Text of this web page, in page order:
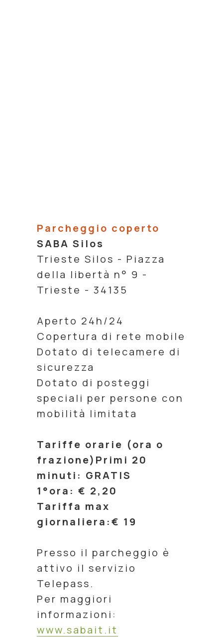
Parcheggio coperto
SABA Silos
Trieste Silos - Piazza
della libertà n° 9 -
Trieste - 34135
Aperto 24h/24
Copertura di rete mobile
Dotato di telecamere di
sicurezza
Dotato di posteggi
speciali per persone con
mobilità limitata
Tariffe orarie (ora o
frazione)Primi 20
minuti: GRATIS
1°ora: € 2,20
Tariffa max
giornaliera:€ 19
Presso il parcheggio è
attivo il servizio
Telepass.
Per maggiori
informazioni:
www.sabait.it